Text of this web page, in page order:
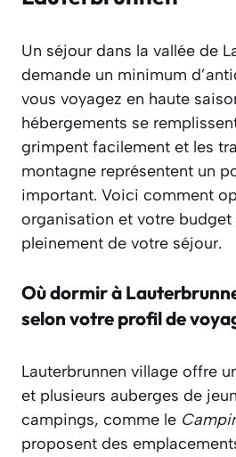
Un séjour dans la vallée de
demande un minimum
vous voyagez en haute
hébergements se
grimpent facilement et les
montagne représentent un
important. Voici comment
organisation et votre
pleinement de votre séjour.
Où dormir à
selon votre profil de
Lauterbrunnen village offre
et plusieurs auberges de
campings, comme le
proposent des